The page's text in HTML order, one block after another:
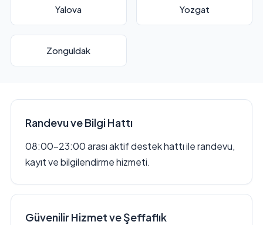
Yalova Yozgat
Zonguldak
Randevu ve Bilgi Hattı
08:00–23:00 arası aktif destek hattı ile randevu,
kayıt ve bilgilendirme hizmeti.
Güvenilir Hizmet ve Şeffaflık